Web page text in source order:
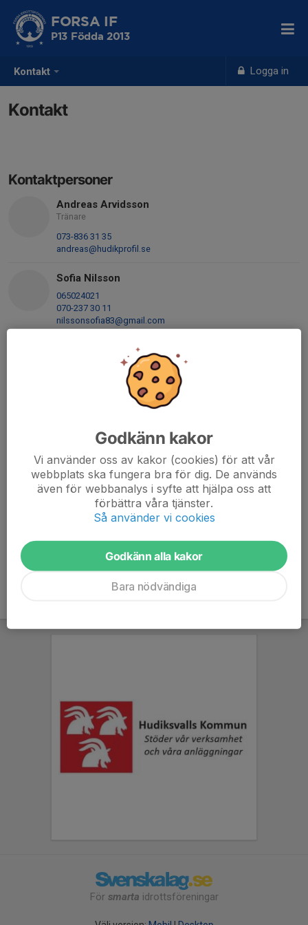
Kontakt Logga in
FORSA IF
P13 Födda 2013
Kontakt
Kontaktpersoner
Andreas Arvidsson
Tränare
073-836 31 35
andreas@hudikprofil.se
Sofia Nilsson
065024021
070-237 30 11
nilssonsofia83@gmail.com
uffepersson1973@hotmail.com
070-644 04 39
070-644 04 54
peter@delsbofinsnickeri.se
Martin Viklund
johanmartin.v@utb.hudiksvall.se
För smarta idrottsföreningar
Godkänn kakor
Vi använder oss av kakor (cookies) för att vår
webbplats ska fungera bra för dig. De används
även för webbanalys i syfte att hjälpa oss att
förbättra våra tjänster.
Så använder vi cookies
Godkänn alla kakor
Bara nödvändiga